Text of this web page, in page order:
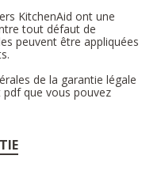
KitchenAid ont une
tout défaut de
peuvent être appliquées
de la garantie légale
que vous pouvez